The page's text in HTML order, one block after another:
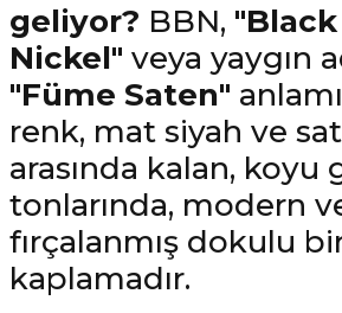
geliyor? BBN,
Nickel" veya yaygın
"Füme Saten"
renk, mat siyah ve
arasında kalan, koyu
tonlarında, modern
fırçalanmış dokulu
kaplamadır.